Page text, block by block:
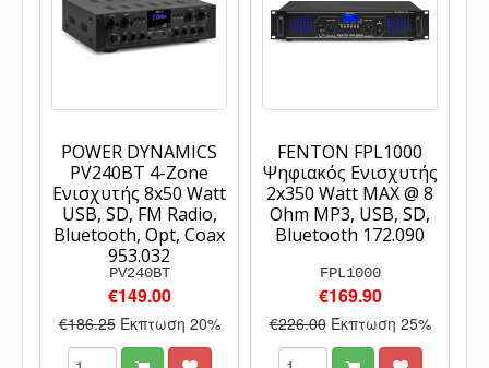
POWER DYNAMICS
PV240BT 4-Zone
Eνισχυτής 8x50 Watt
USB, SD, FM Radio,
Bluetooth, Opt, Coax
953.032
PV240BT
€149.00
€186.25 Έκπτωση 20%
FENTON FPL1000
Ψηφιακός Ενισχυτής
2x350 Watt MAX @ 8
Ohm MP3, USB, SD,
Bluetooth 172.090
FPL1000
€169.90
€226.00 Έκπτωση 25%